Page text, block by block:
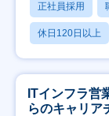
正社員採用
休日120日以上
ITインフラ営
らのキャリ